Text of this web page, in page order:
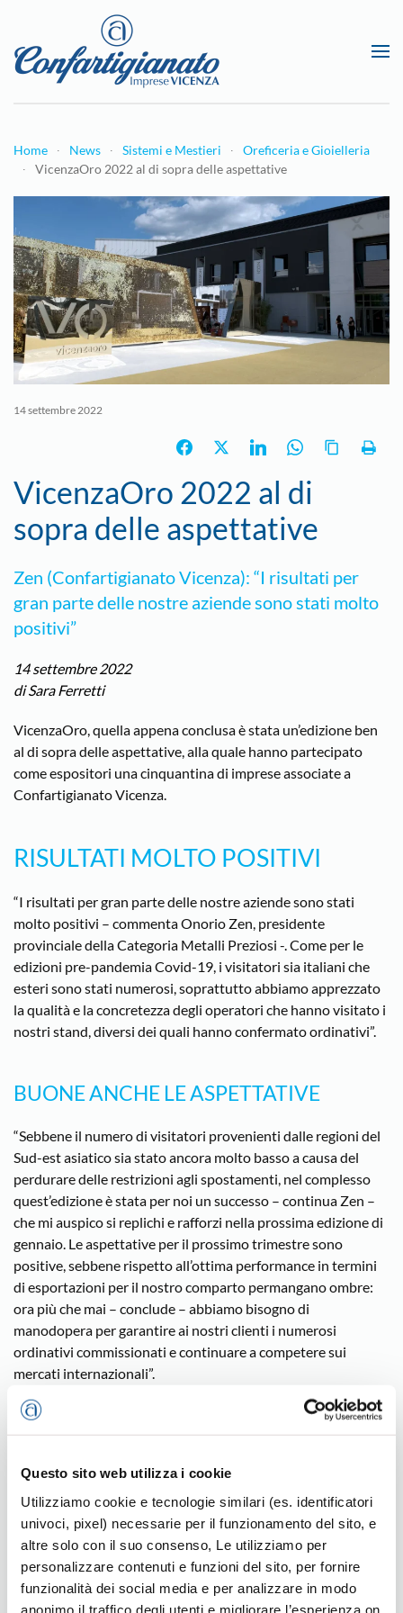
Questo sito web utilizza i cookie
Utilizziamo cookie e tecnologie similari (es. identificatori
univoci, pixel) necessarie per il funzionamento del sito, e
altre solo con il suo consenso, Le utilizziamo per
personalizzare contenuti e funzioni del sito, per fornire
funzionalità dei social media e per analizzare in modo
anonimo il traffico degli utenti e migliorare l’esperienza on
Passa al contenuto principale
Home News Sistemi e Mestieri
Oreficeria e Gioielleria
VicenzaOro 2022 al di sopra delle aspettative
14 settembre 2022
VicenzaOro 2022 al di
sopra delle aspettative
Zen (Confartigianato Vicenza): “I risultati per
gran parte delle nostre aziende sono stati molto
positivi”
14 settembre 2022
di Sara Ferretti
VicenzaOro, quella appena conclusa è stata un’edizione ben
al di sopra delle aspettative, alla quale hanno partecipato
come espositori una cinquantina di imprese associate a
Confartigianato Vicenza.
RISULTATI MOLTO POSITIVI
“I risultati per gran parte delle nostre aziende sono stati
molto positivi – commenta Onorio Zen, presidente
provinciale della Categoria Metalli Preziosi -. Come per le
edizioni pre-pandemia Covid-19, i visitatori sia italiani che
esteri sono stati numerosi, soprattutto abbiamo apprezzato
la qualità e la concretezza degli operatori che hanno visitato i
nostri stand, diversi dei quali hanno confermato ordinativi”.
BUONE ANCHE LE ASPETTATIVE
“Sebbene il numero di visitatori provenienti dalle regioni del
Sud-est asiatico sia stato ancora molto basso a causa del
perdurare delle restrizioni agli spostamenti, nel complesso
quest’edizione è stata per noi un successo – continua Zen –
che mi auspico si replichi e rafforzi nella prossima edizione di
gennaio. Le aspettative per il prossimo trimestre sono
positive, sebbene rispetto all’ottima performance in termini
di esportazioni per il nostro comparto permangano ombre:
ora più che mai – conclude – abbiamo bisogno di
manodopera per garantire ai nostri clienti i numerosi
ordinativi commissionati e continuare a competere sui
mercati internazionali”.
Oreficeria e Gioielleria
Ultime news